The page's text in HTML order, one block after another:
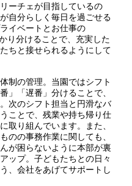
ーチェが目指しているの
自分らしく毎日を過ごせる
イベートとお仕事の
り分けることで、充実した
ちと接せられるようにして
制の管理。当園ではシフト
」「遅番」分けることで、
次のシフト担当と円滑なバ
ことで、残業や持ち帰り仕
取り組んでいます。また、
のの事務作業に関しても、
が困らないように本部が裏
ップ。子どもたちとの日々
、会社をあげてサポートし